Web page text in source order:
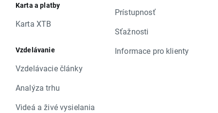
Karta a platby
Karta XTB
Vzdelávanie
Vzdelávacie články
Analýza trhu
Videá a živé vysielania
Prístupnosť
Sťažnosti
Informace pro klienty